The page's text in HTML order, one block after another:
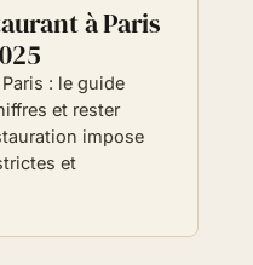
à Paris
: le guide
et rester
impose
et